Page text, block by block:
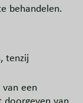
behandelen.
tenzij
een